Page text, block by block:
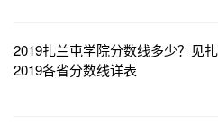
2019扎兰屯学院分数线多少？见
2019各省分数线详表